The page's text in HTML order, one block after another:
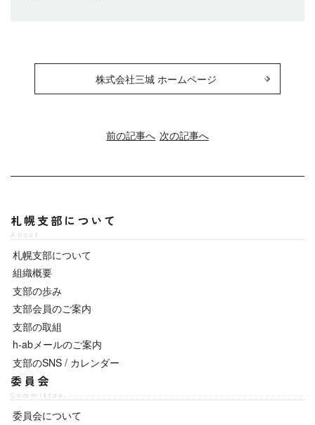
株式会社三城 ホームページ
前の記事へ 次の記事へ
札幌支部について
About
札幌支部について
組織概要
支部の歩み
支部会員のご案内
支部の取組
h-abメールのご案内
支部のSNS / カレンダー
委員会
Committee
委員会について